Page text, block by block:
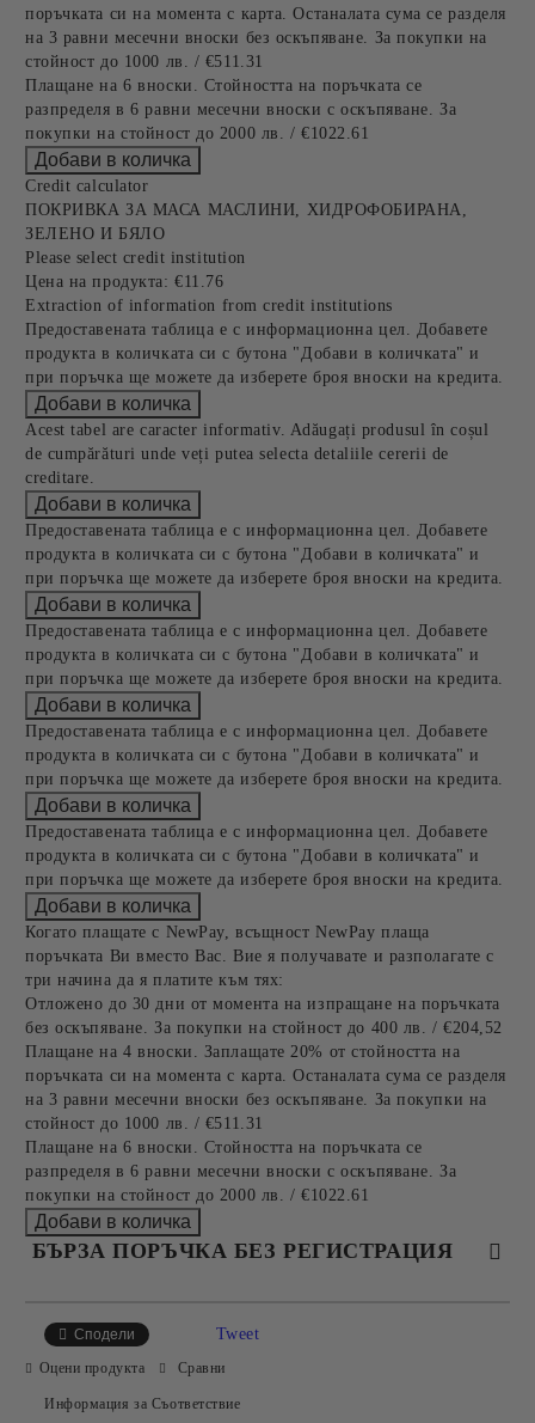
поръчката си на момента с карта. Останалата сума се разделя
на 3 равни месечни вноски без оскъпяване. За покупки на
стойност до 1000 лв. / €511.31
Плащане на 6 вноски. Стойността на поръчката се
разпределя в 6 равни месечни вноски с оскъпяване. За
покупки на стойност до 2000 лв. / €1022.61
Credit calculator
ПОКРИВКА ЗА МАСА МАСЛИНИ, ХИДРОФОБИРАНА,
ЗЕЛЕНО И БЯЛО
Please select credit institution
Цена на продукта: €11.76
Extraction of information from credit institutions
Предоставената таблица е с информационна цел. Добавете
продукта в количката си с бутона "Добави в количката" и
при поръчка ще можете да изберете броя вноски на кредита.
Acest tabel are caracter informativ. Adăugați produsul în coșul
de cumpărături unde veți putea selecta detaliile cererii de
creditare.
Предоставената таблица е с информационна цел. Добавете
продукта в количката си с бутона "Добави в количката" и
при поръчка ще можете да изберете броя вноски на кредита.
Предоставената таблица е с информационна цел. Добавете
продукта в количката си с бутона "Добави в количката" и
при поръчка ще можете да изберете броя вноски на кредита.
Предоставената таблица е с информационна цел. Добавете
продукта в количката си с бутона "Добави в количката" и
при поръчка ще можете да изберете броя вноски на кредита.
Предоставената таблица е с информационна цел. Добавете
продукта в количката си с бутона "Добави в количката" и
при поръчка ще можете да изберете броя вноски на кредита.
Когато плащате с NewPay, всъщност NewPay плаща
поръчката Ви вместо Вас. Вие я получавате и разполагате с
три начина да я платите към тях:
Отложено до 30 дни от момента на изпращане на поръчката
без оскъпяване. За покупки на стойност до 400 лв. / €204,52
Плащане на 4 вноски. Заплащате 20% от стойността на
поръчката си на момента с карта. Останалата сума се разделя
на 3 равни месечни вноски без оскъпяване. За покупки на
стойност до 1000 лв. / €511.31
Плащане на 6 вноски. Стойността на поръчката се
разпределя в 6 равни месечни вноски с оскъпяване. За
покупки на стойност до 2000 лв. / €1022.61
БЪРЗА ПОРЪЧКА БЕЗ РЕГИСТРАЦИЯ
Сподели
Tweet
Оцени продукта Сравни
Информация за Съответствие